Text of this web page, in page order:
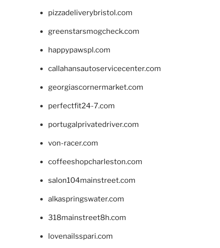
pizzadeliverybristol.com
greenstarsmogcheck.com
happypawspl.com
callahansautoservicecenter.com
georgiascornermarket.com
perfectfit24-7.com
portugalprivatedriver.com
von-racer.com
coffeeshopcharleston.com
salon104mainstreet.com
alkaspringswater.com
318mainstreet8h.com
lovenailsspari.com